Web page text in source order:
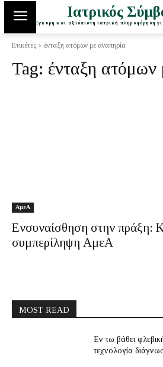
Ιατρικός
Έγκυρη και αξιόπιστη ιατρική πληροφόρηση
Ετικέτες ένταξη ατόμων με αναπηρία
Tag: ένταξη ατόμων
ΑμεΑ
Ενσυναίσθηση στην πράξη:
συμπερίληψη ΑμεΑ
MOST READ
Εν τω βάθει
τεχνολογία